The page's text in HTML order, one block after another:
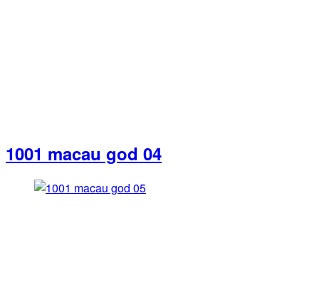
1001 macau god 04